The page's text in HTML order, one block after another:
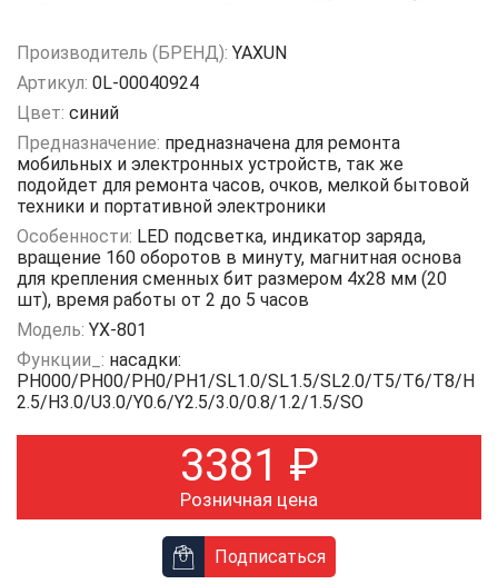
Производитель (БРЕНД): YAXUN
Артикул: 0L-00040924
Цвет: синий
Предназначение: предназначена для ремонта
мобильных и электронных устройств, так же
подойдет для ремонта часов, очков, мелкой бытовой
техники и портативной электроники
Особенности: LED подсветка, индикатор заряда,
вращение 160 оборотов в минуту, магнитная основа
для крепления сменных бит размером 4х28 мм (20
шт), время работы от 2 до 5 часов
Модель: YX-801
Функции_: насадки:
PH000/PH00/PH0/PH1/SL1.0/SL1.5/SL2.0/T5/T6/T8/H
2.5/H3.0/U3.0/Y0.6/Y2.5/3.0/0.8/1.2/1.5/SO
3381 ₽
Розничная цена
Подписаться